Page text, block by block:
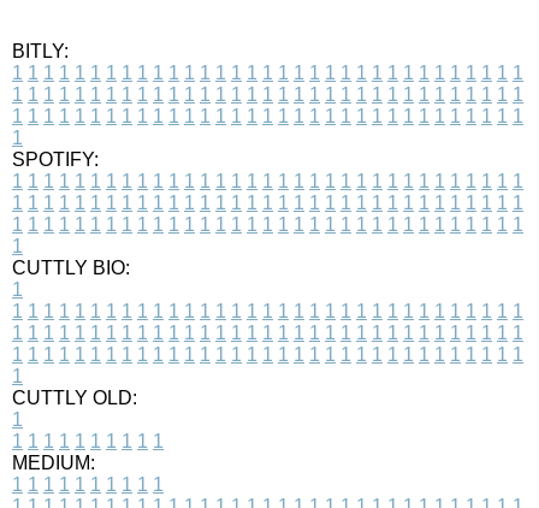
BITLY:
1 1 1 1 1 1 1 1 1 1 1 1 1 1 1 1 1 1 1 1 1 1 1 1 1 1 1 1 1 1 1 1 1
1 1 1 1 1 1 1 1 1 1 1 1 1 1 1 1 1 1 1 1 1 1 1 1 1 1 1 1 1 1 1 1 1
1 1 1 1 1 1 1 1 1 1 1 1 1 1 1 1 1 1 1 1 1 1 1 1 1 1 1 1 1 1 1 1 1
1
SPOTIFY:
1 1 1 1 1 1 1 1 1 1 1 1 1 1 1 1 1 1 1 1 1 1 1 1 1 1 1 1 1 1 1 1 1
1 1 1 1 1 1 1 1 1 1 1 1 1 1 1 1 1 1 1 1 1 1 1 1 1 1 1 1 1 1 1 1 1
1 1 1 1 1 1 1 1 1 1 1 1 1 1 1 1 1 1 1 1 1 1 1 1 1 1 1 1 1 1 1 1 1
1
CUTTLY BIO:
1
1 1 1 1 1 1 1 1 1 1 1 1 1 1 1 1 1 1 1 1 1 1 1 1 1 1 1 1 1 1 1 1 1
1 1 1 1 1 1 1 1 1 1 1 1 1 1 1 1 1 1 1 1 1 1 1 1 1 1 1 1 1 1 1 1 1
1 1 1 1 1 1 1 1 1 1 1 1 1 1 1 1 1 1 1 1 1 1 1 1 1 1 1 1 1 1 1 1 1
1
CUTTLY OLD:
1
1 1 1 1 1 1 1 1 1 1
MEDIUM:
1 1 1 1 1 1 1 1 1 1